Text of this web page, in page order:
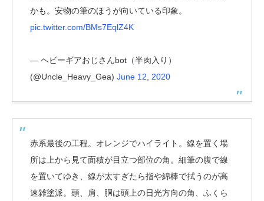
かも。安物の筆のほうが向いている印象。
pic.twitter.com/BMs7EqlZ4K
— ヘビーギアおじさんbot（半肉入り）
(@Uncle_Heavy_Gea) June 12, 2020
赤系最後の工程。オレンジでハイライト。線を置く場
所は上から見て面積が目立つ部位の角。細筆の腹で線
を置いてゆき、線が太すぎたら指や綿棒で拭うのが高
速雑塗派。頭、肩、胴は頭上の日光方向の角、ふくら